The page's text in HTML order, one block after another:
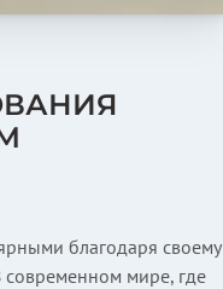
благодаря своему
мире, где